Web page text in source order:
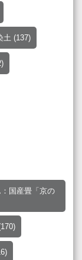
土 (137)
国産畳「京の